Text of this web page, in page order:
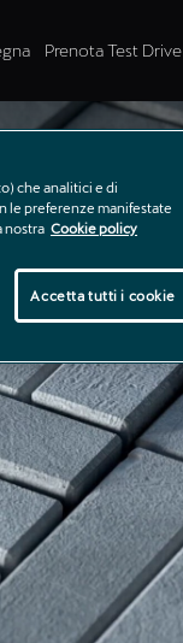
Prenota Test Drive
che analitici e di
le preferenze manifestate
nostra Cookie policy
Accetta tutti i cookie